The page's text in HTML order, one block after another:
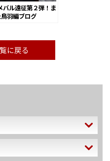
バル遠征第２弾！ま
羽編ブログ
に戻る